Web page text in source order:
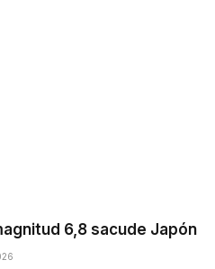
6,8 ​​sacude Japón